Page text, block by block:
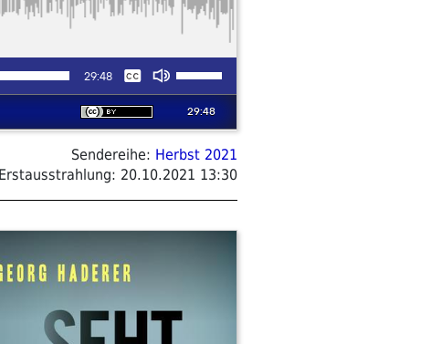
Sendereihe: Herbst 2021
Erstausstrahlung: 20.10.2021 13:30